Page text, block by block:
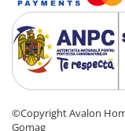
©Copyright Avalon
Gomag